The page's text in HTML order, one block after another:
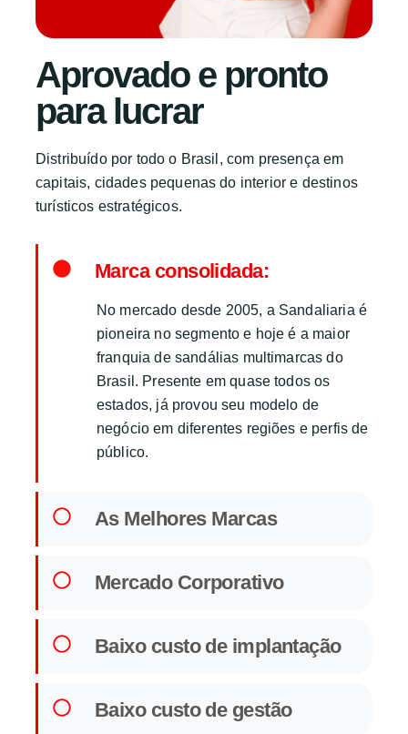
Aprovado e pronto
para lucrar
Distribuído por todo o Brasil, com presença em
capitais, cidades pequenas do interior e destinos
turísticos estratégicos.
Marca consolidada:
No mercado desde 2005, a Sandaliaria é
pioneira no segmento e hoje é a maior
franquia de sandálias multimarcas do
Brasil. Presente em quase todos os
estados, já provou seu modelo de
negócio em diferentes regiões e perfis de
público.
As Melhores Marcas
Mercado Corporativo
Baixo custo de implantação
Baixo custo de gestão